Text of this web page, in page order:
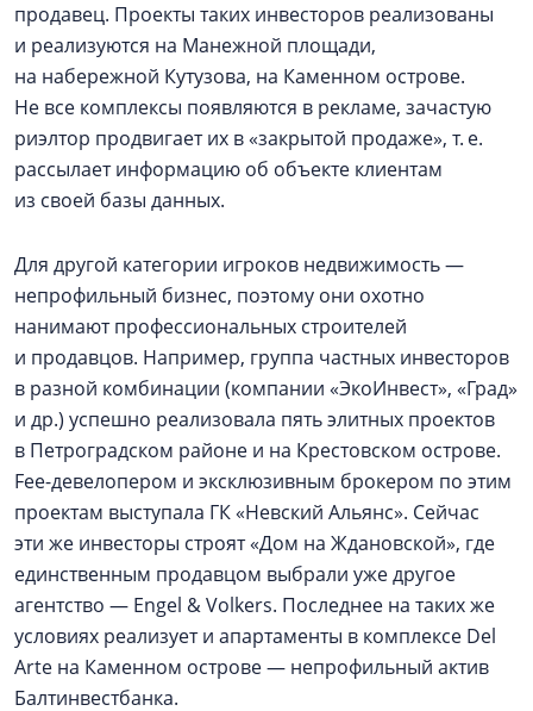
продавец. Проекты таких инвесторов реализованы
и реализуются на Манежной площади,
на набережной Кутузова, на Каменном острове.
Не все комплексы появляются в рекламе, зачастую
риэлтор продвигает их в «закрытой продаже», т. е.
рассылает информацию об объекте клиентам
из своей базы данных.
Для другой категории игроков недвижимость —
непрофильный бизнес, поэтому они охотно
нанимают профессиональных строителей
и продавцов. Например, группа частных инвесторов
в разной комбинации (компании «ЭкоИнвест», «Град»
и др.) успешно реализовала пять элитных проектов
в Петроградском районе и на Крестовском острове.
Fee-девелопером и эксклюзивным брокером по этим
проектам выступала ГК «Невский Альянс». Сейчас
эти же инвесторы строят «Дом на Ждановской», где
единственным продавцом выбрали уже другое
агентство — Engel & Vоlkers. Последнее на таких же
условиях реализует и апартаменты в комплексе Del
Arte на Каменном острове — непрофильный актив
Балтинвестбанка.